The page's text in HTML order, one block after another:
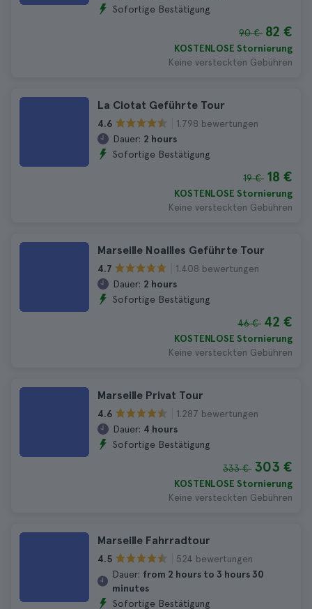
Sofortige Bestätigung
90 € 82 €
KOSTENLOSE Stornierung
Keine versteckten Gebühren
La Ciotat Geführte Tour
4.6
1.798 bewertungen
Dauer: 2 hours
Sofortige Bestätigung
19 € 18 €
KOSTENLOSE Stornierung
Keine versteckten Gebühren
Marseille Noailles Geführte Tour
4.7
1.408 bewertungen
Dauer: 2 hours
Sofortige Bestätigung
46 € 42 €
KOSTENLOSE Stornierung
Keine versteckten Gebühren
Marseille Privat Tour
4.6
1.287 bewertungen
Dauer: 4 hours
Sofortige Bestätigung
333 € 303 €
KOSTENLOSE Stornierung
Keine versteckten Gebühren
Marseille Fahrradtour
4.5
524 bewertungen
Dauer: from 2 hours to 3 hours 30
minutes
Sofortige Bestätigung